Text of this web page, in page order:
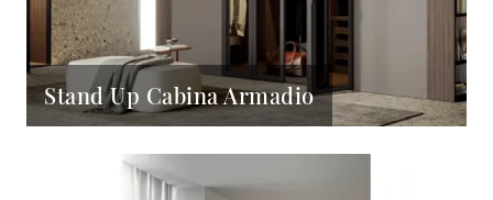
Stand Up Cabina Armadio